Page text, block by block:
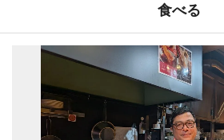
食べる